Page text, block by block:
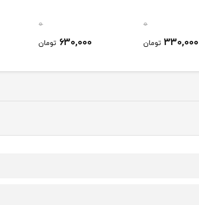
0
330,000 تومان
0
630,000 تومان